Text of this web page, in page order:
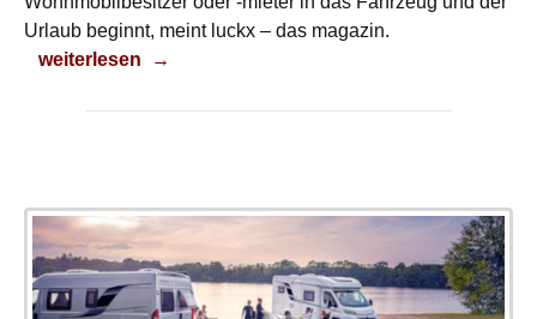
Urlaub beginnt, meint luckx – das magazin.
Herbstferien = Reisezeit!
weiterlesen →